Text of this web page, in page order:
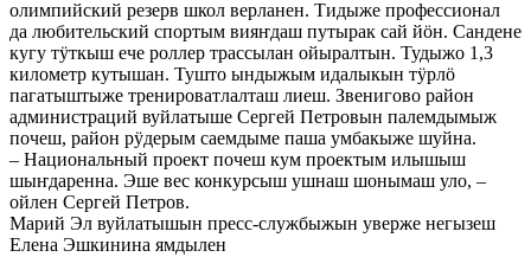
олимпийский резерв школ верланен. Тидыже профессионал
да любительский спортым вияҥдаш путырак сай йӧн. Сандене
кугу тӱткыш ече роллер трассылан ойыралтын. Тудыжо 1,3
километр кутышан. Тушто ындыжым идалыкын тӱрлӧ
пагатыштыже тренироватлалташ лиеш. Звенигово район
администраций вуйлатыше Сергей Петровын палемдымыж
почеш, район рӱдерым саемдыме паша умбакыже шуйна.
– Национальный проект почеш кум проектым илышыш
шыҥдаренна. Эше вес конкурсыш ушнаш шонымаш уло, –
ойлен Сергей Петров.
Марий Эл вуйлатышын пресс-службыжын уверже негызеш
Елена Эшкинина ямдылен